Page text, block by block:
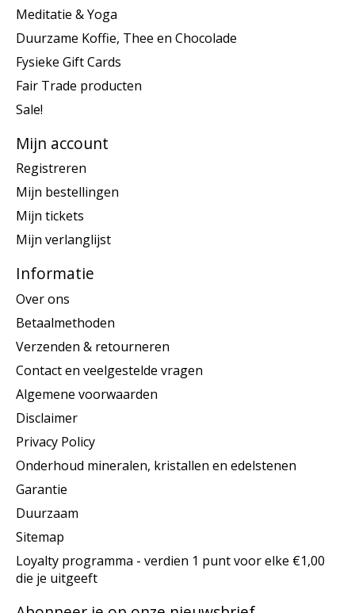
Meditatie & Yoga
Duurzame Koffie, Thee en Chocolade
Fysieke Gift Cards
Fair Trade producten
Sale!
Mijn account
Registreren
Mijn bestellingen
Mijn tickets
Mijn verlanglijst
Informatie
Over ons
Betaalmethoden
Verzenden & retourneren
Contact en veelgestelde vragen
Algemene voorwaarden
Disclaimer
Privacy Policy
Onderhoud mineralen, kristallen en edelstenen
Garantie
Duurzaam
Sitemap
Loyalty programma - verdien 1 punt voor elke €1,00
die je uitgeeft